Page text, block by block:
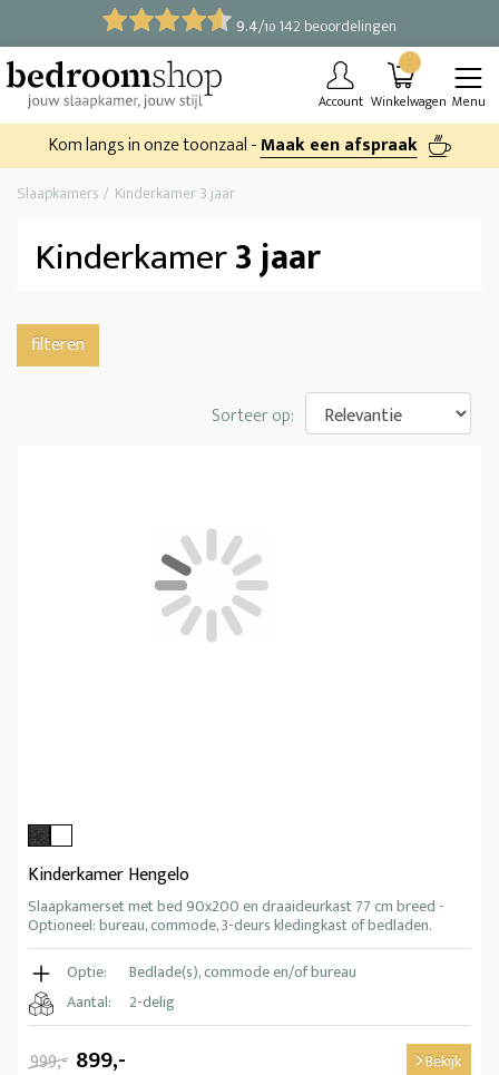
9.4/10 142 beoordelingen
Account Winkelwagen Menu
Kom langs in onze toonzaal -Maak een afspraak
Slaapkamers Kinderkamer 3 jaar
Kinderkamer3 jaar
filteren
Sorteer op:
Kinderkamer Hengelo
Slaapkamerset met bed 90x200 en draaideurkast 77 cm breed -
Optioneel: bureau, commode, 3-deurs kledingkast of bedladen.
Optie:
Bedlade(s), commode en/of bureau
Aantal:
2-delig
999,- 899,- Bekijk